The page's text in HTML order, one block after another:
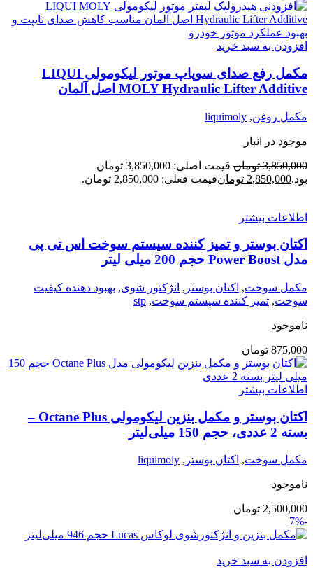
افزودن به سبد خرید
مکمل رفع صدای سوپاپ موتور لیکومولی LIQUI
MOLY Hydraulic Lifter Additive اصل آلمان
مکمل روغن,
liquimoly
موجود در انبار
3,850,000 تومان
قیمت اصلی: 3,850,000 تومان
بود.2,850,000 تومانقیمت فعلی: 2,850,000 تومان.
اطلاعات بیشتر
اکتان بوستر و تمیز کننده سیستم سوخت اس تی پی
مدل Power Boost حجم 200 میلی لیتر
مکمل سوخت, اکتان بوستر , انژکتور شوی, بهبود دهنده کیفیت
سوخت, تمیز کننده سیستم سوخت,
stp
ناموجود
875,000 تومان
اطلاعات بیشتر
اکتان بوستر و مکمل بنزین لیکومولی Octane Plus –
بسته 2 عددی، حجم 150 میلی‌لیتر
مکمل سوخت, اکتان بوستر ,
liquimoly
ناموجود
2,500,000 تومان
-7%
افزودن به سبد خرید